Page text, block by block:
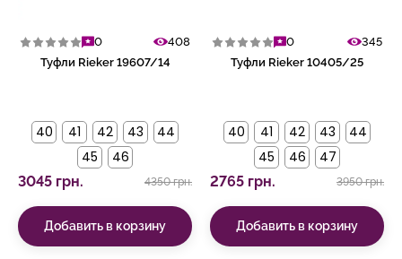
0
408
Туфли Rieker 19607/14
40 41 42 43
44
45
46
3045 грн. 4350 грн.
Добавить в корзину
0
345
Туфли Rieker 10405/25
40 41 42 43
44
45
46 47
2765 грн. 3950 грн.
Добавить в корзину